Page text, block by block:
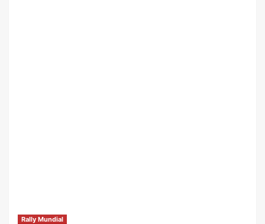
Rally Mundial